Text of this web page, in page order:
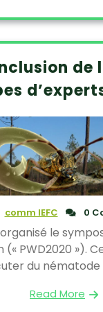
de
comm IEFC 0
le
PWD2020 »).
du nématode
Read More